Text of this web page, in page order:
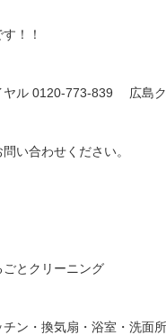
！！
ヤル 0120-773-839 広島
い合わせください。
とクリーニング
チン・換気扇・浴室・洗面